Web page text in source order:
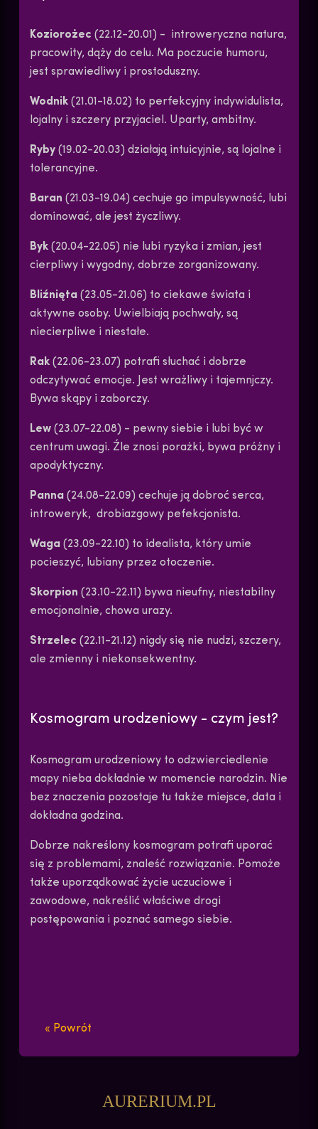
Koziorożec (22.12-20.01) - introweryczna natura,
pracowity, dąży do celu. Ma poczucie humoru,
jest sprawiedliwy i prostoduszny.
Wodnik (21.01-18.02) to perfekcyjny indywidulista,
lojalny i szczery przyjaciel. Uparty, ambitny.
Ryby (19.02-20.03) działają intuicyjnie, są lojalne i
tolerancyjne.
Baran (21.03-19.04) cechuje go impulsywność, lubi
dominować, ale jest życzliwy.
Byk (20.04-22.05) nie lubi ryzyka i zmian, jest
cierpliwy i wygodny, dobrze zorganizowany.
Bliźnięta (23.05-21.06) to ciekawe świata i
aktywne osoby. Uwielbiają pochwały, są
niecierpliwe i niestałe.
Rak (22.06-23.07) potrafi słuchać i dobrze
odczytywać emocje. Jest wrażliwy i tajemnjczy.
Bywa skąpy i zaborczy.
Lew (23.07-22.08) - pewny siebie i lubi być w
centrum uwagi. Źle znosi porażki, bywa próżny i
apodyktyczny.
Panna (24.08-22.09) cechuje ją dobroć serca,
introweryk, drobiazgowy pefekcjonista.
Waga (23.09-22.10) to idealista, który umie
pocieszyć, lubiany przez otoczenie.
Skorpion (23.10-22.11) bywa nieufny, niestabilny
emocjonalnie, chowa urazy.
Strzelec (22.11-21.12) nigdy się nie nudzi, szczery,
ale zmienny i niekonsekwentny.
Kosmogram urodzeniowy - czym jest?
Kosmogram urodzeniowy to odzwierciedlenie
mapy nieba dokładnie w momencie narodzin. Nie
bez znaczenia pozostaje tu także miejsce, data i
dokładna godzina.
Dobrze nakreślony kosmogram potrafi uporać
się z problemami, znaleść rozwiązanie. Pomoże
także uporządkować życie uczuciowe i
zawodowe, nakreślić właściwe drogi
postępowania i poznać samego siebie.
« Powrót
AURERIUM.PL